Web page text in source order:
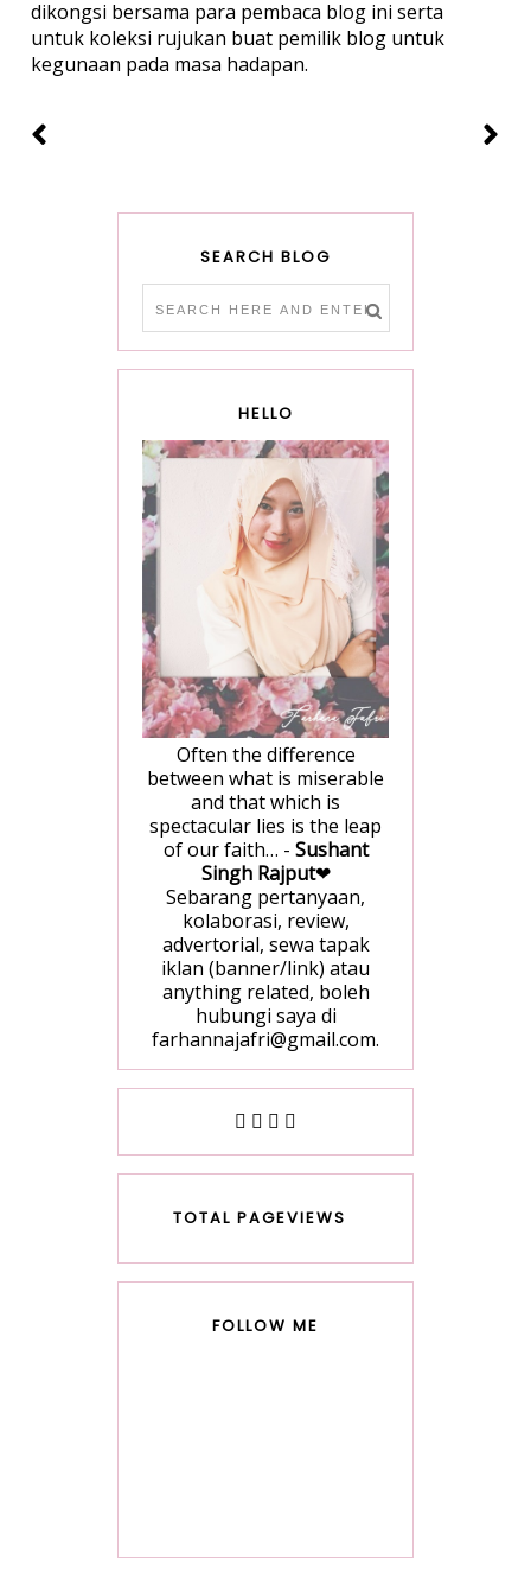
dikongsi bersama para pembaca blog ini serta
untuk koleksi rujukan buat pemilik blog untuk
kegunaan pada masa hadapan.
SEARCH BLOG
HELLO
Often the difference
between what is miserable
and that which is
spectacular lies is the leap
of our faith… - Sushant
Singh Rajput❤
Sebarang pertanyaan,
kolaborasi, review,
advertorial, sewa tapak
iklan (banner/link) atau
anything related, boleh
hubungi saya di
farhannajafri@gmail.com.
TOTAL PAGEVIEWS
FOLLOW ME